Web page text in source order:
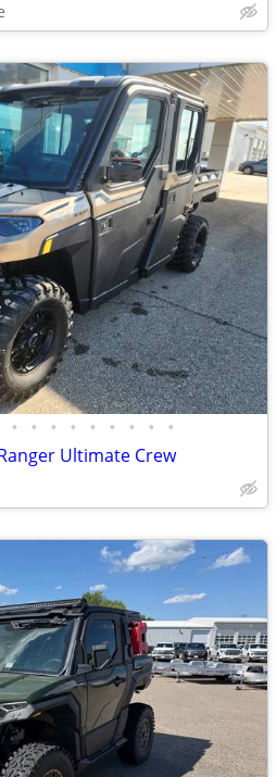
• • • • • • • • •
Ultimate Crew